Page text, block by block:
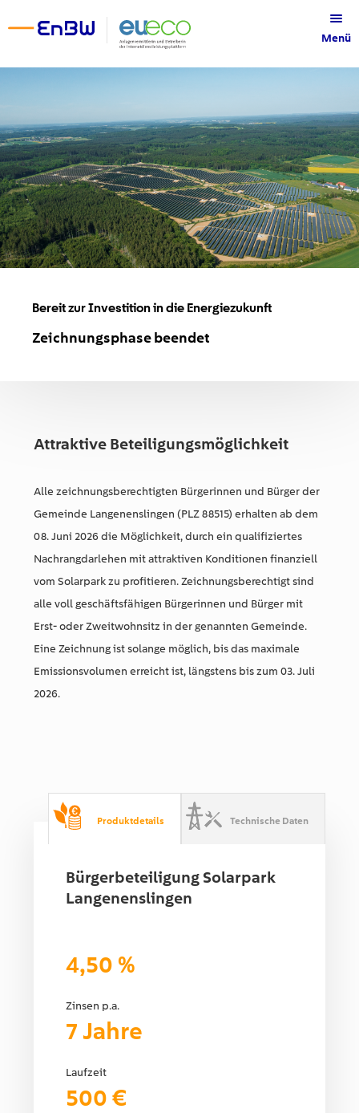
Menü
Bereit zur Investition in die Energiezukunft
Zeichnungsphase beendet
Attraktive Beteiligungsmöglichkeit
Alle zeichnungsberechtigten Bürgerinnen und Bürger der
Gemeinde Langenenslingen (PLZ 88515) erhalten ab dem
08. Juni 2026 die Möglichkeit, durch ein qualifiziertes
Nachrangdarlehen mit attraktiven Konditionen finanziell
vom Solarpark zu profitieren. Zeichnungsberechtigt sind
alle voll geschäftsfähigen Bürgerinnen und Bürger mit
Erst- oder Zweitwohnsitz in der genannten Gemeinde.
Eine Zeichnung ist solange möglich, bis das maximale
Emissionsvolumen erreicht ist, längstens bis zum 03. Juli
2026.
Produktdetails Technische Daten
Bürgerbeteiligung Solarpark
Langenenslingen
4,50 %
Zinsen p.a.
7 Jahre
Laufzeit
500 €